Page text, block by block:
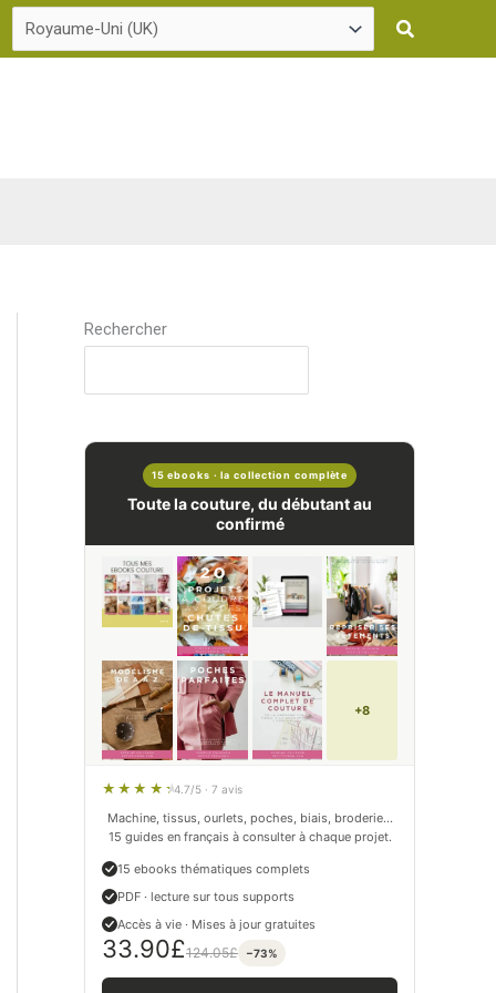
Rechercher
15 ebooks · la collection complète
Toute la couture, du débutant au
confirmé
+8
4.7/5 · 7 avis
Machine, tissus, ourlets, poches, biais, broderie…
15 guides en français à consulter à chaque projet.
15 ebooks thématiques complets
PDF · lecture sur tous supports
Accès à vie · Mises à jour gratuites
33.90£124.05£ −73%